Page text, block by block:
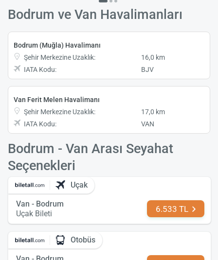
Bodrum ve Van Havalimanları
Bodrum (Muğla) Havalimanı
Şehir Merkezine Uzaklık:
16,0 km
IATA Kodu:
BJV
Van Ferit Melen Havalimanı
Şehir Merkezine Uzaklık:
17,0 km
IATA Kodu:
VAN
Bodrum - Van Arası Seyahat
Seçenekleri
Uçak
Van - Bodrum
Uçak Bileti
6.533 TL
Otobüs